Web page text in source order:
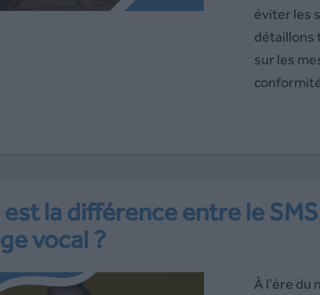
éviter les
détaillons
sur les
la différence entre le
vocal ?
À l’ère